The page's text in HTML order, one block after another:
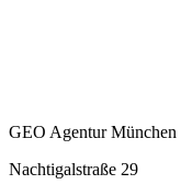
GEO Agentur München
Nachtigalstraße 29